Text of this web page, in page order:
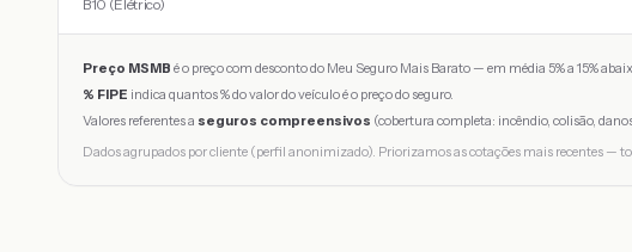
B10 (Elétrico)
Preço MSMB é o preço com desconto do Meu Seguro Mais Barato — em média 5% a 15%
% FIPE indica quantos % do valor do veículo é o preço do seguro.
Valores referentes a seguros compreensivos (cobertura completa: incêndio, colisão,
Dados agrupados por cliente (perfil anonimizado). Priorizamos as cotações mais recentes —